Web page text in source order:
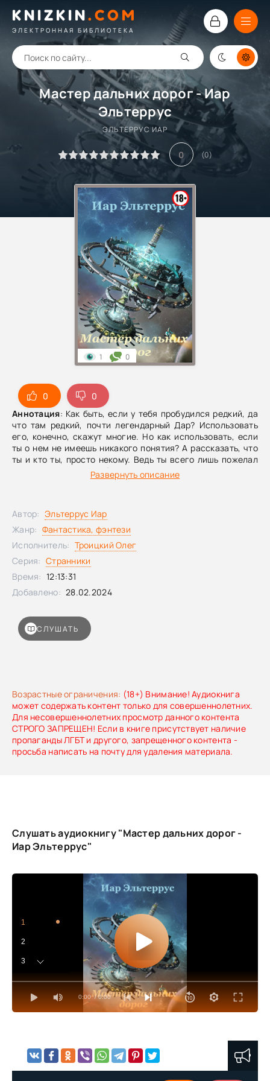
KNIZKIN.COM
ЭЛЕКТРОННАЯ БИБЛИОТЕКА
Мастер дальних дорог - Иар
Эльтеррус
ЭЛЬТЕРРУС ИАР
0 (0)
0
0
Аннотация: Как быть, если у тебя пробудился редкий, да
что там редкий, почти легендарный Дар? Использовать
его, конечно, скажут многие. Но как использовать, если
ты о нем не имеешь никакого понятия? А рассказать, что
ты и кто ты, просто некому. Ведь ты всего лишь пожелал
спастись, когда на тебя неслась машина и жить осталось
несколько секунд. Одно мгновение, и ты уже не дома, на
Развернуть описание
Возрастные ограничения: (18+) Внимание! Аудиокнига
может содержать контент только для совершеннолетних.
Для несовершеннолетних просмотр данного контента
СТРОГО ЗАПРЕЩЕН! Если в книге присутствует наличие
пропаганды ЛГБТ и другого, запрещенного контента -
просьба написать на почту для удаления материала.
1 0
СЛУШАТЬ
Автор: Эльтеррус Иар
Жанр: Фантастика, фэнтези
Исполнитель: Троицкий Олег
Серия: Странники
Время: 12:13:31
Добавлено: 28.02.2024
Слушать аудиокнигу "Мастер дальних дорог -
Иар Эльтеррус"
0:00 / 0:00
1
2
3
4